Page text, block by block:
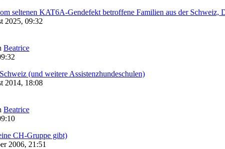
seltenen KAT6A-Gendefekt betroffene Familien aus der Schweiz,
2025, 09:32
Beatrice
(und weitere Assistenzhundeschulen)
2014, 18:08
Beatrice
CH-Gruppe gibt)
2006, 21:51